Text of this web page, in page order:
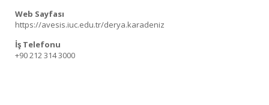
Web Sayfası
https://avesis.iuc.edu.tr/derya.karadeniz
İş Telefonu
+90 212 314 3000